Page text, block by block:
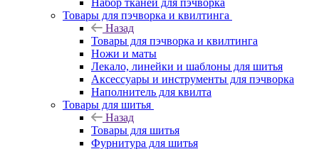
Набор тканей для пэчворка
Товары для пэчворка и квилтинга
Назад
Товары для пэчворка и квилтинга
Ножи и маты
Лекало, линейки и шаблоны для шитья
Аксессуары и инструменты для пэчворка
Наполнитель для квилта
Товары для шитья
Назад
Товары для шитья
Фурнитура для шитья